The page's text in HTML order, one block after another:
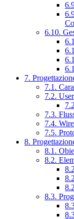
6.10.
7.
7.1.
7.2.
7.3.
7.4.
7.5.
8.
8.1.
8.2.
8.3.